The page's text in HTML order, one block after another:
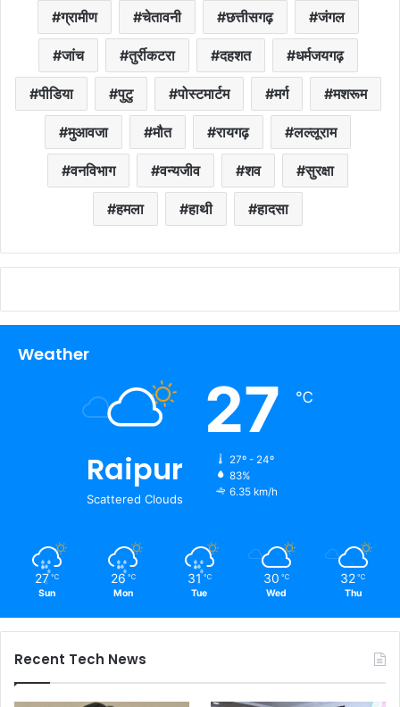
ग्रामीण चेतावनी छत्तीसगढ़ जंगल
जांच तुर्रीकटरा दहशत धर्मजयगढ़
पीडिया पुटु पोस्टमार्टम मर्ग मशरूम
मुआवजा मौत रायगढ़ लल्लूराम
वनविभाग वन्यजीव शव सुरक्षा
हमला हाथी हादसा
Weather
Raipur
Scattered Clouds
27 ℃
27º - 24º
83%
6.35 km/h
27 ℃
Sun
26 ℃
Mon
31 ℃
Tue
30 ℃
Wed
32 ℃
Thu
Recent Tech News